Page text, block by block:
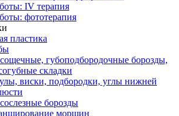
IV терапия
фототерапия
пластика
губоподбородочные борозды,
складки
виски, подбородки, углы нижней
борозды
морщин